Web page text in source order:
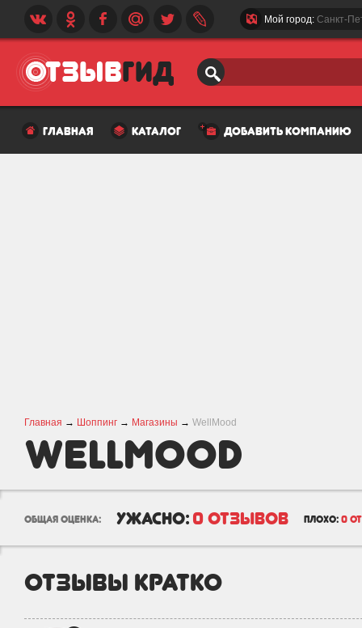
Мой город: Санкт-
главная каталог добавить компанию
Главная → Шоппинг → Магазины → WellMood
WellMood
общая оценка: ужасно: 0 отзывов плохо: 0
отзывы кратко